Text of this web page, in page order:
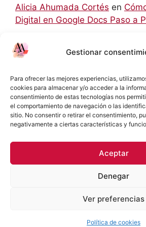
Gestionar
Para ofrecer las mejores experiencias,
cookies para almacenar y/o acceder a la
consentimiento de estas tecnologías nos
el comportamiento de navegación o las
sitio. No consentir o retirar el consentimiento,
negativamente a ciertas características y
Aceptar
Denegar
Ver preferencias
Política de cookies
Alicia Ahumada Cortés en
Digital en Google Docs Paso a
hello world
en Retos: Una Metodología para
RodolfoenCómo hacer un
Google Docs Paso a Paso
Eliecer Campos Cárdenasen
Relaciones entre las NIC y las
Política de cookies
© 2026 Docente TP• Creado con